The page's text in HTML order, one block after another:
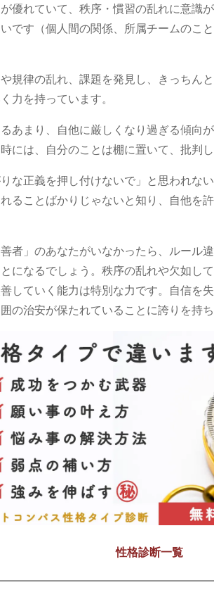
が優れていて、秩序・慣習の乱れに意識が
です（個人間の関係、所属チームのこと
規律の乱れ、課題を発見し、きっちんと
力を持っています。
あまり、自他に厳しくなり過ぎる傾向が
には、自分のことは棚に置いて、批判し
りな正義を押し付けないで」と思われな
ることばかりじゃないと知り、自他を
者」のあなたがいなかったら、ルール
になるでしょう。秩序の乱れや欠如し
していく能力は特別な力です。自信を
の治安が保たれていることに誇りを持ち
性格診断一覧